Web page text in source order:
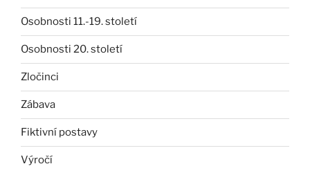
Osobnosti 11.-19. století
Osobnosti 20. století
Zločinci
Zábava
Fiktivní postavy
Výročí